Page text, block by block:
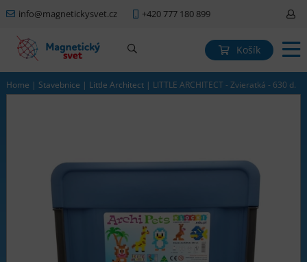
info@magnetickysvet.cz +420 777 180 899
Košík
Home | Stavebnice | Little Architect | LITTLE ARCHITECT - Zvieratká - 630 d.